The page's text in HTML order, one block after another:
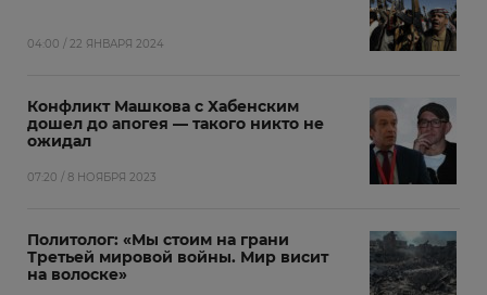
04:00 / 22 ЯНВАРЯ 2024
Конфликт Машкова с Хабенским
дошел до апогея — такого никто не
ожидал
07:20 / 8 НОЯБРЯ 2023
Политолог: «Мы стоим на грани
Третьей мировой войны. Мир висит
на волоске»